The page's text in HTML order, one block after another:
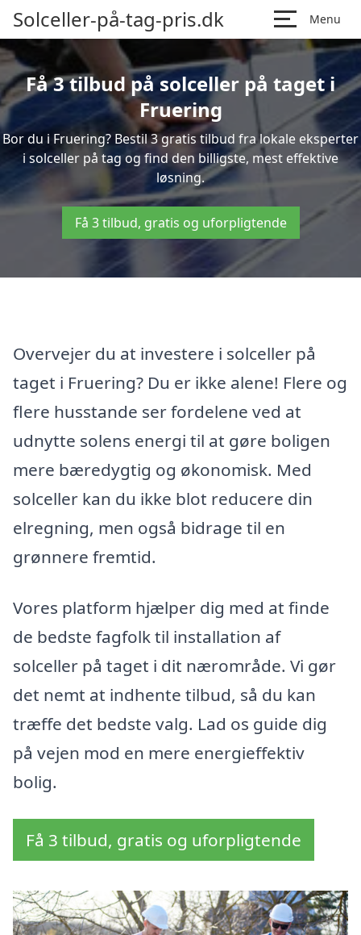
Solceller-på-tag-pris.dk Menu
Få 3 tilbud på solceller på taget i
Fruering
Bor du i Fruering? Bestil 3 gratis tilbud fra lokale eksperter
i solceller på tag og find den billigste, mest effektive
løsning.
Få 3 tilbud, gratis og uforpligtende
Overvejer du at investere i solceller på
taget i Fruering? Du er ikke alene! Flere og
flere husstande ser fordelene ved at
udnytte solens energi til at gøre boligen
mere bæredygtig og økonomisk. Med
solceller kan du ikke blot reducere din
elregning, men også bidrage til en
grønnere fremtid.
Vores platform hjælper dig med at finde
de bedste fagfolk til installation af
solceller på taget i dit nærområde. Vi gør
det nemt at indhente tilbud, så du kan
træffe det bedste valg. Lad os guide dig
på vejen mod en mere energieffektiv
bolig.
Få 3 tilbud, gratis og uforpligtende